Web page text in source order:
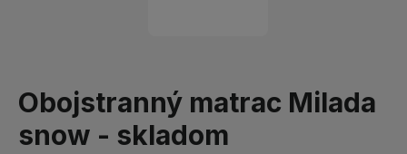
Obojstranný matrac Milada
snow - skladom